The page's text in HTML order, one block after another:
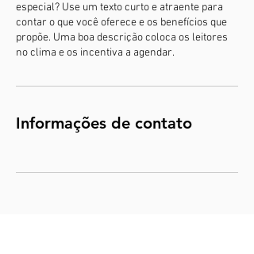
especial? Use um texto curto e atraente para
contar o que você oferece e os benefícios que
propõe. Uma boa descrição coloca os leitores
no clima e os incentiva a agendar.
Informações de contato